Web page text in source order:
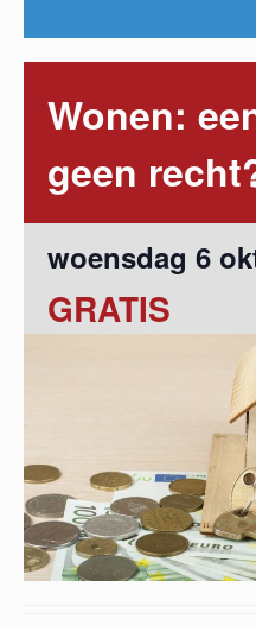
Wonen:
geen
woensdag 6
GRATIS